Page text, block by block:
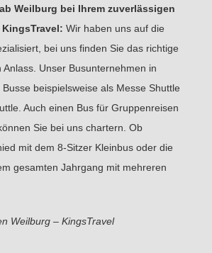
Weilburg bei Ihrem zuverlässigen
Wir haben uns auf die
bei uns finden Sie das richtige
Unser Busunternehmen in
beispielsweise als Messe Shuttle
Auch einen Bus für Gruppenreisen
Sie bei uns chartern. Ob
mit dem 8-Sitzer Kleinbus oder die
gesamten Jahrgang mit mehreren
Weilburg – KingsTravel